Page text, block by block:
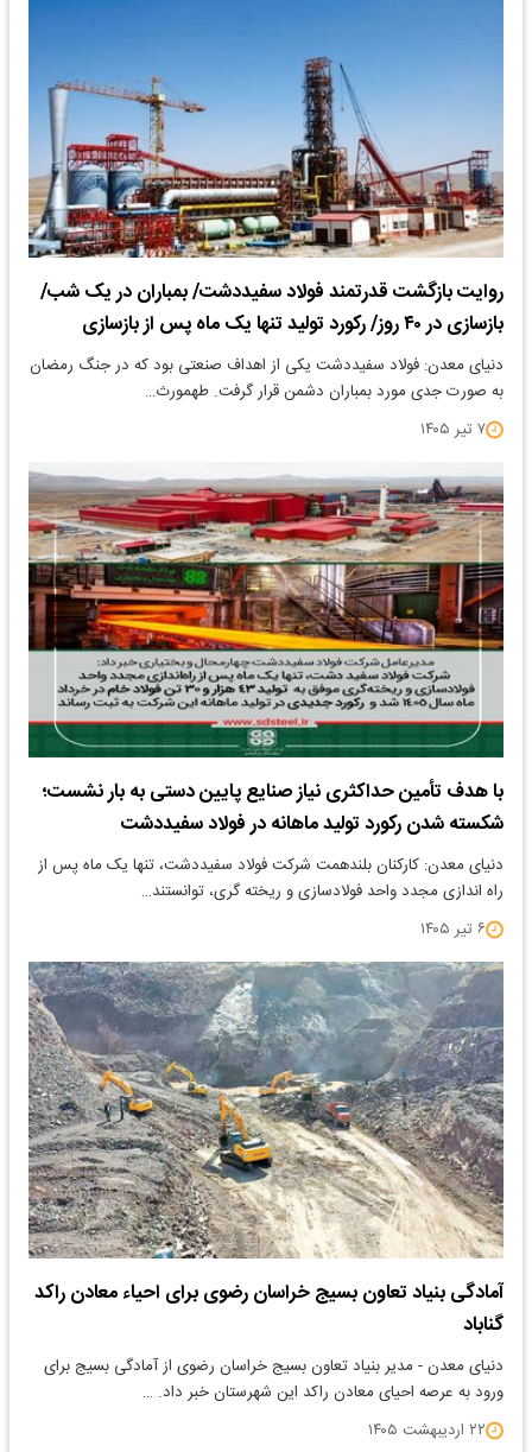
روایت بازگشت قدرتمند فولاد سفیددشت/ بمباران در یک شب/
بازسازی در ۴۰ روز/ رکورد تولید تنها یک ماه پس از بازسازی
دنیای معدن: فولاد سفیددشت یکی از اهداف صنعتی بود که در جنگ رمضان
به صورت جدی مورد بمباران دشمن قرار گرفت. طهمورث…
۷ تیر ۱۴۰۵
با هدف تأمین حداکثری نیاز صنایع پایین دستی به بار نشست؛
شکسته شدن رکورد تولید ماهانه در فولاد سفیددشت
دنیای معدن: کارکنان بلندهمت شرکت فولاد سفیددشت، تنها یک ماه پس از
راه اندازی مجدد واحد فولادسازی و ریخته گری، توانستند…
۶ تیر ۱۴۰۵
آمادگی بنیاد تعاون بسیج خراسان رضوی برای احیاء معادن راکد
گناباد
دنیای معدن - مدیر بنیاد تعاون بسیج خراسان رضوی از آمادگی بسیج برای
ورود به عرصه احیای معادن راکد این شهرستان خبر داد. …
۲۲ اردیبهشت ۱۴۰۵